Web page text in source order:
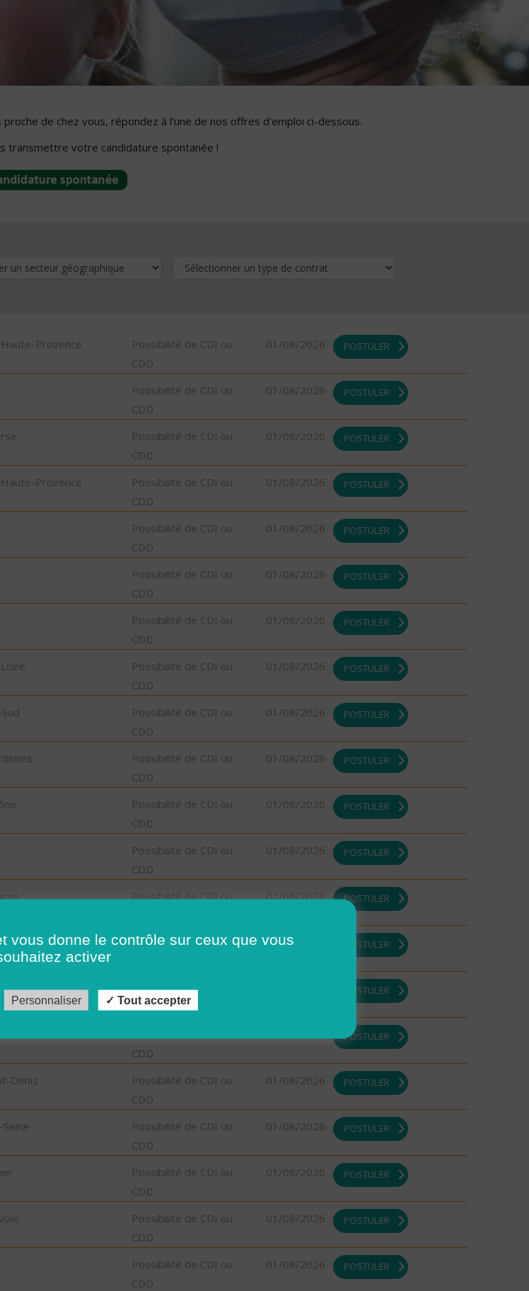
de chez vous, répondez à l'une de nos offres d'emploi ci-dessous.
transmettre votre candidature spontanée !
Provence
Possibilité de CDI ou
CDD
01/08/2026 POSTULER
Possibilité de CDI ou
CDD
01/08/2026 POSTULER
Possibilité de CDI ou
CDD
01/08/2026 POSTULER
Provence
Possibilité de CDI ou
CDD
01/08/2026 POSTULER
Possibilité de CDI ou
CDD
01/08/2026 POSTULER
Possibilité de CDI ou
CDD
01/08/2026 POSTULER
Possibilité de CDI ou
CDD
01/08/2026 POSTULER
Possibilité de CDI ou
CDD
01/08/2026 POSTULER
Possibilité de CDI ou
CDD
01/08/2026 POSTULER
Possibilité de CDI ou
CDD
01/08/2026 POSTULER
Possibilité de CDI ou
CDD
01/08/2026 POSTULER
Possibilité de CDI ou
CDD
01/08/2026 POSTULER
Possibilité de CDI ou
01/08/2026 POSTULER
Possibilité de CDI ou
01/08/2026 POSTULER
Possibilité de CDI ou
CDD
POSTULER
CDD
POSTULER
Denis
Possibilité de CDI ou
CDD
01/08/2026 POSTULER
Possibilité de CDI ou
CDD
01/08/2026 POSTULER
Possibilité de CDI ou
CDD
01/08/2026 POSTULER
Possibilité de CDI ou
CDD
01/08/2026 POSTULER
Possibilité de CDI ou
CDD
01/08/2026 POSTULER
vous donne le contrôle sur ceux que vous
activer
Personnaliser Tout accepter